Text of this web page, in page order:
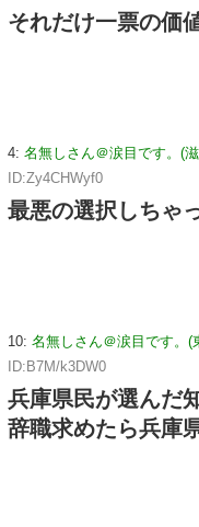
それだけ一票の価
4: 名無しさん＠涙目です。(
ID:Zy4CHWyf0
最悪の選択しちゃ
10: 名無しさん＠涙目です。(
ID:B7M/k3DW0
兵庫県民が選んだ
辞職求めたら兵庫